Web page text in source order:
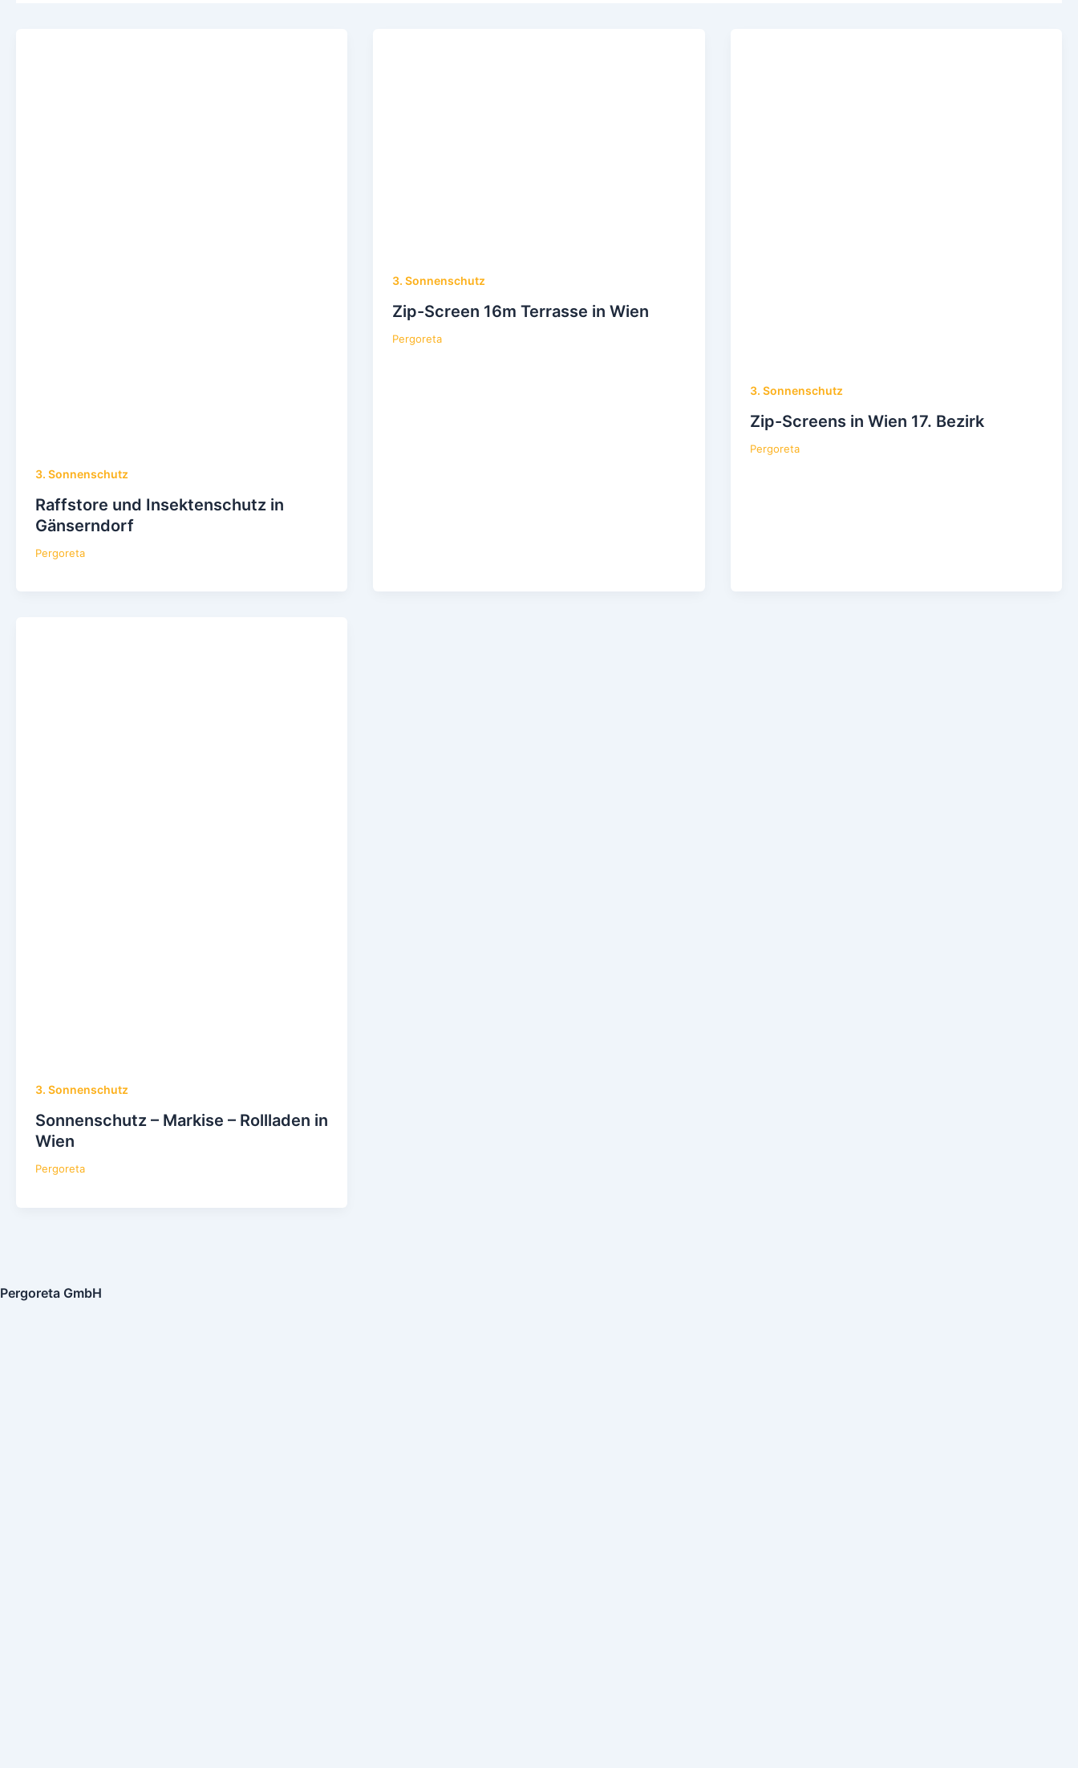
3. Sonnenschutz
Raffstore und Insektenschutz in
Gänserndorf
Pergoreta
3. Sonnenschutz
Zip-Screen 16m Terrasse in Wien
Pergoreta
3. Sonnenschutz
Zip-Screens in Wien 17. Bezirk
Pergoreta
3. Sonnenschutz
Sonnenschutz – Markise – Rollladen in
Wien
Pergoreta
Pergoreta GmbH